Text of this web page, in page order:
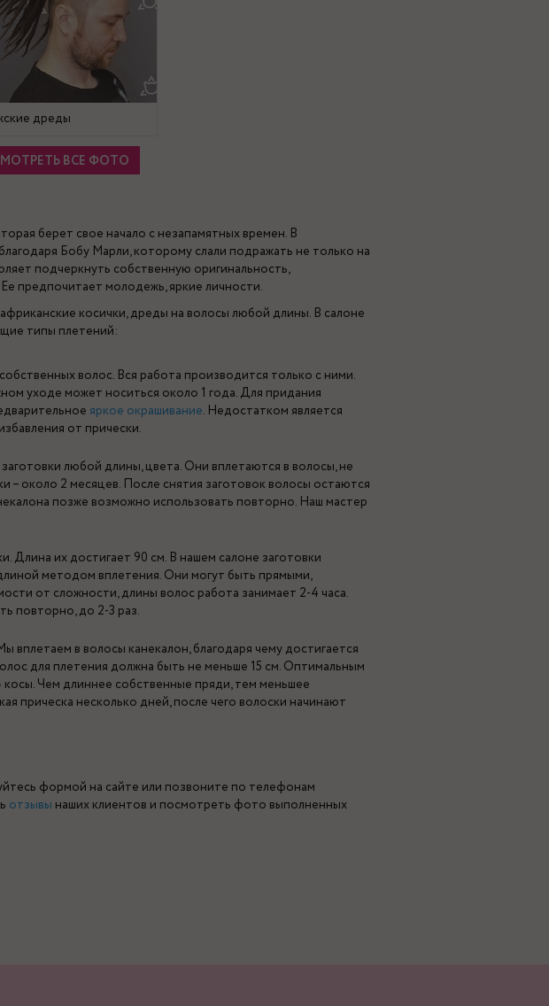
дреды
ВСЕ ФОТО
берет свое начало с незапамятных времен. В
Бобу Марли, которому слали подражать не только на
подчеркнуть собственную оригинальность,
предпочитает молодежь, яркие личности.
косички, дреды на волосы любой длины. В салоне
типы плетений:
волос. Вся работа производится только с ними.
уходе может носиться около 1 года. Для придания
яркое окрашивание. Недостатком является
от прически.
любой длины, цвета. Они вплетаются в волосы, не
– около 2 месяцев. После снятия заготовок волосы остаются
позже возможно использовать повторно. Наш мастер
Длина их достигает 90 см. В нашем салоне заготовки
методом вплетения. Они могут быть прямыми,
от сложности, длины волос работа занимает 2-4 часа.
повторно, до 2-3 раз.
в волосы канекалон, благодаря чему достигается
для плетения должна быть не меньше 15 см. Оптимальным
Чем длиннее собственные пряди, тем меньшее
прическа несколько дней, после чего волоски начинают
формой на сайте или позвоните по телефонам
отзывы наших клиентов и посмотреть фото выполненных